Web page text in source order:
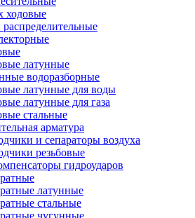
ходовые
латунные
водоразборные
латунные для воды
латунные для газа
стальные
арматура
и сепараторы воздуха
резьбовые
гидроударов
латунные
стальные
чугунные